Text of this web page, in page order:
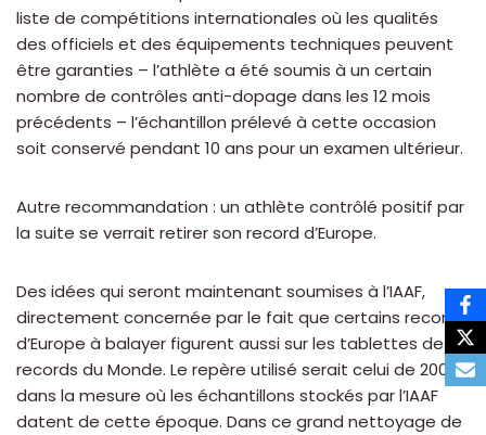
liste de compétitions internationales où les qualités
des officiels et des équipements techniques peuvent
être garanties – l’athlète a été soumis à un certain
nombre de contrôles anti-dopage dans les 12 mois
précédents – l’échantillon prélevé à cette occasion
soit conservé pendant 10 ans pour un examen ultérieur.
Autre recommandation : un athlète contrôlé positif par
la suite se verrait retirer son record d’Europe.
Des idées qui seront maintenant soumises à l’IAAF,
directement concernée par le fait que certains records
d’Europe à balayer figurent aussi sur les tablettes des
records du Monde. Le repère utilisé serait celui de 2005,
dans la mesure où les échantillons stockés par l’IAAF
datent de cette époque. Dans ce grand nettoyage de